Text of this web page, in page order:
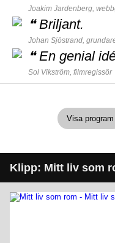
Joakim Jardenberg,
❝Briljant.
Johan Sjöstrand,
❝En genial
Sol Vikström, filmregissör
Visa program
Klipp: Mitt liv som